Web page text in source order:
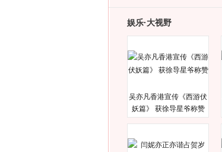
娱乐·大视野
吴亦凡香港宣传《西游伏
妖篇》 获徐导星爷称赞